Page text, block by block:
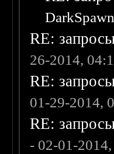
DarkSpawn
RE:
26-2014,
RE:
01-29-2014,
RE:
- 02-01-